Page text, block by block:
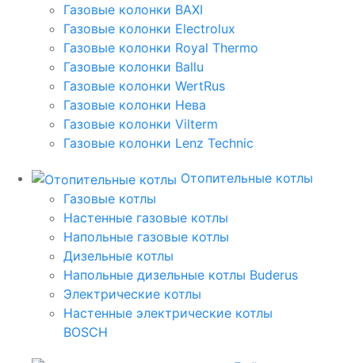
Газовые колонки BAXI
Газовые колонки Electrolux
Газовые колонки Royal Thermo
Газовые колонки Ballu
Газовые колонки WertRus
Газовые колонки Нева
Газовые колонки Vilterm
Газовые колонки Lenz Technic
Отопительные котлы
Газовые котлы
Настенные газовые котлы
Напольные газовые котлы
Дизельные котлы
Напольные дизельные котлы Buderus
Электрические котлы
Настенные электрические котлы
BOSCH